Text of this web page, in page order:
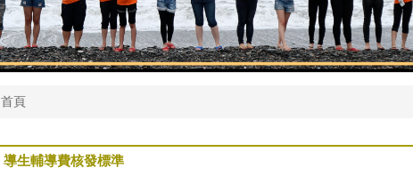
首頁
導生輔導費核發標準